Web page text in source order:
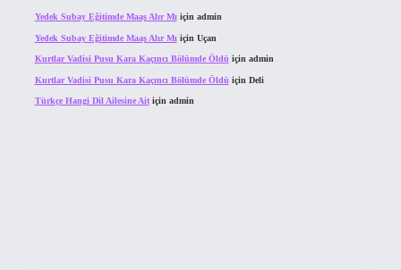
Yedek Subay Eğitimde Maaş Alır Mı için admin
Yedek Subay Eğitimde Maaş Alır Mı için Uçan
Kurtlar Vadisi Pusu Kara Kaçıncı Bölümde Öldü için admin
Kurtlar Vadisi Pusu Kara Kaçıncı Bölümde Öldü için Deli
Türkçe Hangi Dil Ailesine Aitiçin admin